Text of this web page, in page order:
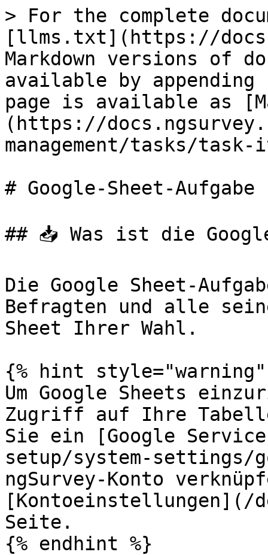
> For the complete
[llms.txt](https://
Markdown versions of
available by
page is available as
(https://
management/tasks/
# Google-Sheet-Aufgabe
## 📥 Was ist die
Die Google Sheet-
Befragten und alle
Sheet Ihrer Wahl.
{% hint style="warning"
Um Google Sheets
Zugriff auf Ihre
Sie ein [Google
setup/system-settings/
ngSurvey-Konto
[Kontoeinstellungen](/
Seite.
{% endhint %}